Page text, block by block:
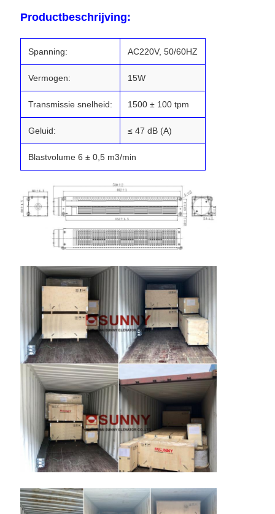
Productbeschrijving:
Spanning: AC220V, 50/60HZ
Vermogen: 15W
Transmissie snelheid: 1500 ± 100 tpm
Geluid: ≤ 47 dB (A)
Blastvolume 6 ± 0,5 m3/min